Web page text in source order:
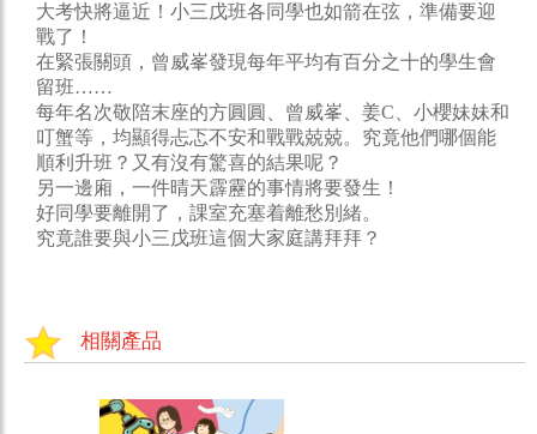
大考快將逼近！小三戊班各同學也如箭在弦，準備要迎
戰了！
在緊張關頭，曾威峯發現每年平均有百分之十的學生會
留班……
每年名次敬陪末座的方圓圓、曾威峯、姜C、小櫻妹妹和
叮蟹等，均顯得忐忑不安和戰戰兢兢。究竟他們哪個能
順利升班？又有沒有驚喜的結果呢？
另一邊廂，一件晴天霹靂的事情將要發生！
好同學要離開了，課室充塞着離愁別緒。
究竟誰要與小三戊班這個大家庭講拜拜？
相關產品